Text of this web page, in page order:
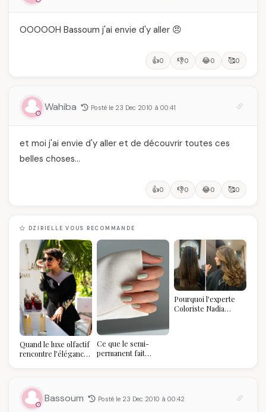
OOOOOH Bassoum j'ai envie d'y aller 😠
👍0 👎0 😂0 🥰0
Wahiba Posté le 23 Dec 2010 à 00:41
et moi j'ai envie d'y aller et de découvrir toutes ces
belles choses…
👍0 👎0 😂0 🥰0
DZIRIELLE VOUS RECOMMANDE
Quand le luxe olfactif
rencontre l’élégance
temps
Ce que le semi-
permanent fait
Pourquoi l'experte
Coloriste Nadia
Bassoum Posté le 23 Dec 2010 à 00:42